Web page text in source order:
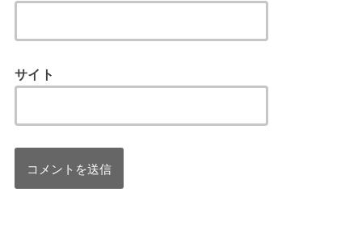
サイト